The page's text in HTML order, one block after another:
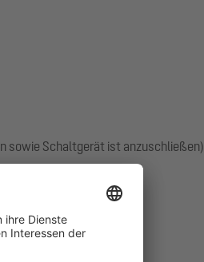
sowie Schaltgerät ist anzuschließen)